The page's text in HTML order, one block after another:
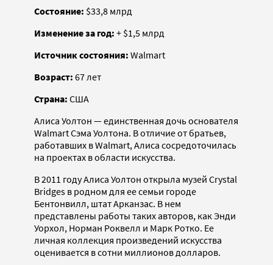
Состояние: $33,8 млрд
Изменение за год: + $1,5 млрд
Источник состояния: Walmart
Возраст: 67 лет
Страна: США
Алиса Уолтон — единственная дочь основателя
Walmart Сэма Уолтона. В отличие от братьев,
работавших в Walmart, Алиса сосредоточилась
на проектах в области искусства.
В 2011 году Алиса Уолтон открыла музей Crystal
Bridges в родном для ее семьи городе
Бентонвилл, штат Арканзас. В нем
представлены работы таких авторов, как Энди
Уорхол, Норман Роквелл и Марк Ротко. Ее
личная коллекция произведений искусства
оценивается в сотни миллионов долларов.